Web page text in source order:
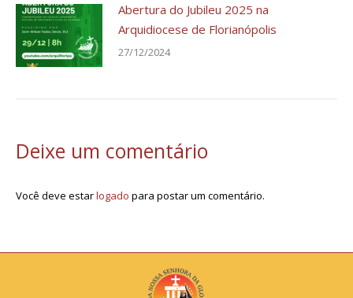
Abertura do Jubileu 2025 na
Arquidiocese de Florianópolis
27/12/2024
Deixe um comentário
Você deve estarlogado para postar um comentário.